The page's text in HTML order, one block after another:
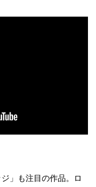
」も注目の作品。ロ